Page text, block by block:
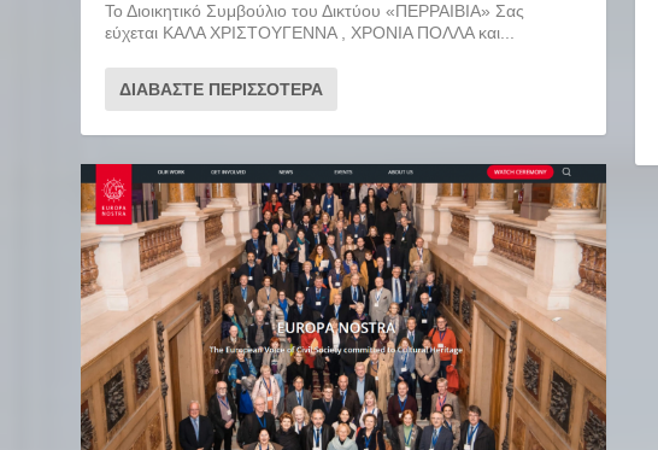
Το Διοικητικό Συμβούλιο του Δικτύου «ΠΕΡΡΑΙΒΙΑ» Σας
εύχεται ΚΑΛΑ ΧΡΙΣΤΟΥΓΕΝΝΑ , ΧΡΟΝΙΑ ΠΟΛΛΑ και...
ΔΙΑΒΆΣΤΕ ΠΕΡΙΣΣΌΤΕΡΑ